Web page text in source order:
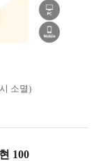
소멸)
100